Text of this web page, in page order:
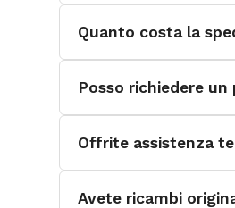
Quanto costa la
Posso richiedere
Offrite assistenza
Avete ricambi